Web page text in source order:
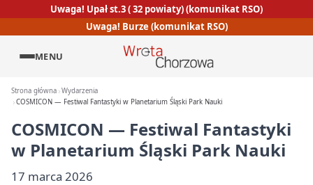
Uwaga! Upał st.3 ( 32 powiaty) (komunikat RSO)
Uwaga! Burze (komunikat RSO)
MENU
Strona główna Wydarzenia
COSMICON — Festiwal Fantastyki w Planetarium Śląski Park Nauki
COSMICON — Festiwal Fantastyki
w Planetarium Śląski Park Nauki
17 marca 2026